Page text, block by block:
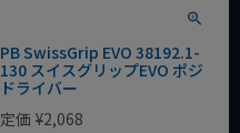
PB SwissGrip EVO 38192.1-
130 スイスグリップEVO ポジ
ドライバー
定価 ¥2,068